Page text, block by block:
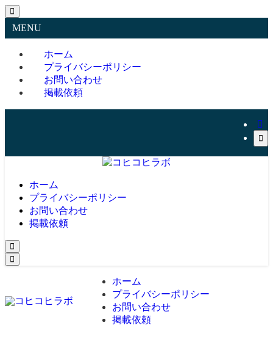
MENU
ホーム
プライバシーポリシー
お問い合わせ
掲載依頼
ホーム
プライバシーポリシー
お問い合わせ
掲載依頼
ホーム
プライバシーポリシー
お問い合わせ
掲載依頼